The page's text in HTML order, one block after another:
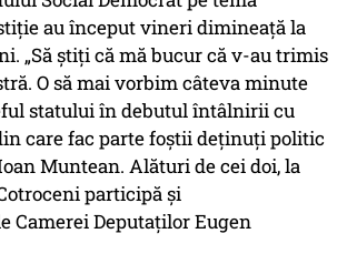
au început vineri dimineață la
„Să ştiţi că mă bucur că v-au trimis
O să mai vorbim câteva minute
statului în debutul întâlnirii cu
care fac parte foştii deţinuţi politic
Muntean. Alături de cei doi, la
participă şi
Camerei Deputaţilor Eugen